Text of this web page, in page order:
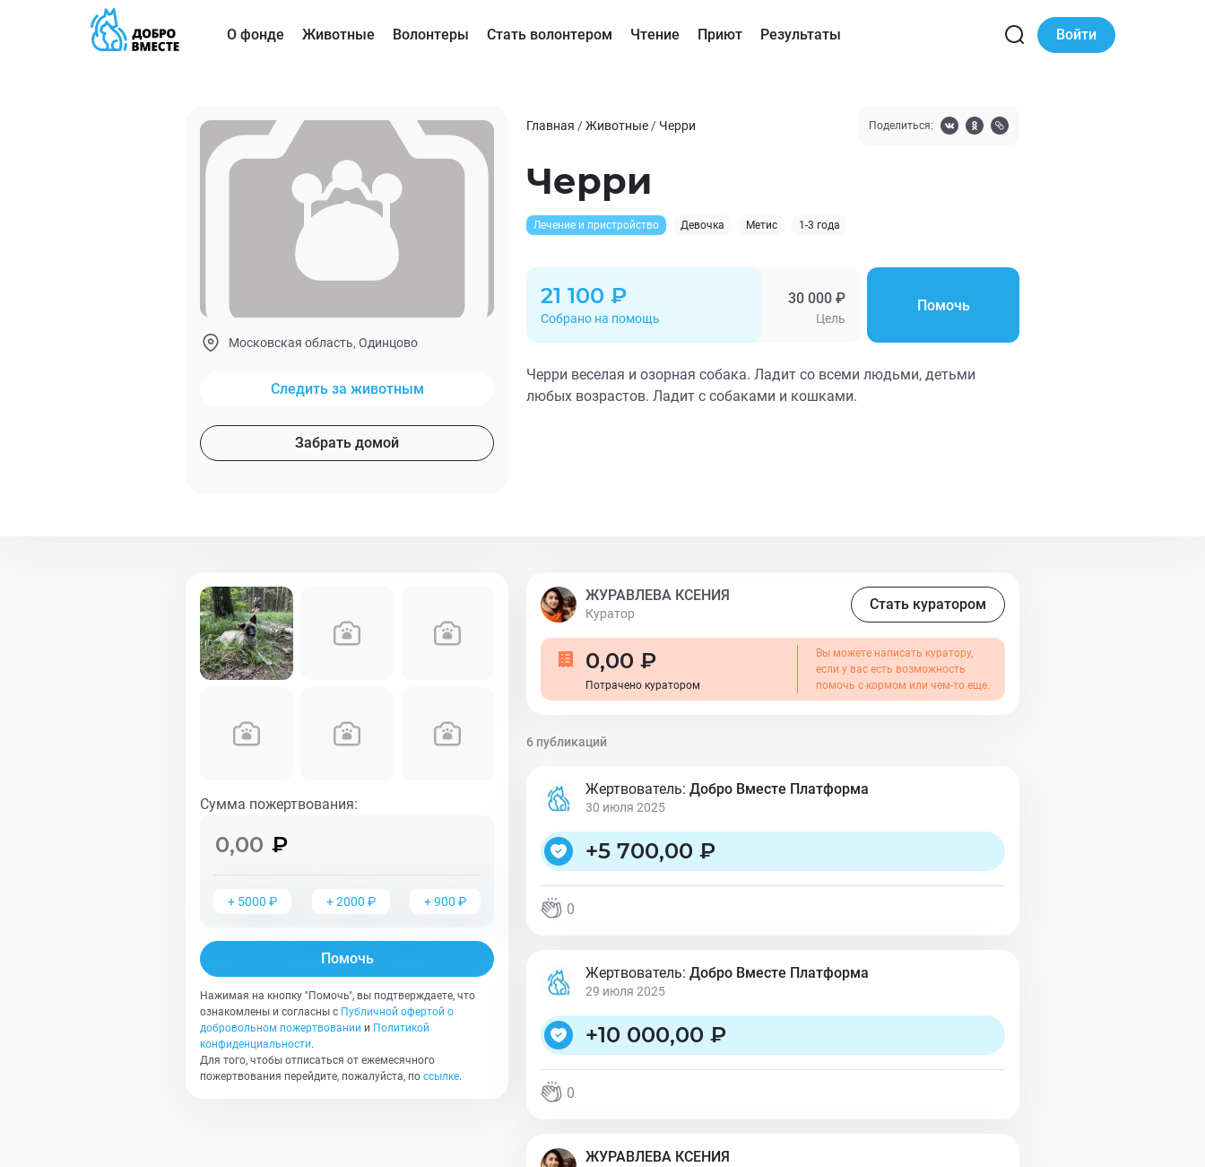
О фонде Животные Волонтеры Стать волонтером Чтение Приют Результаты Войти
Московская область, Одинцово
Следить за животным
Забрать домой
Главная /Животные / Черри Поделиться:
Черри
Лечение и пристройство Девочка Метис 1-3 года
21 100 ₽ 30 000 ₽
Собрано на помощь Цель
Помочь
Черри веселая и озорная собака. Ладит со всеми людьми, детьми
любых возрастов. Ладит с собаками и кошками.
Сумма пожертвования:
+ 5000 ₽ +2000 ₽ +900 ₽
Помочь
Нажимая на кнопку "Помочь", вы подтверждаете, что
ознакомлены и согласны с Публичной офертой о
добровольном пожертвовании и Политикой
конфиденциальности.
Для того, чтобы отписаться от ежемесячного
пожертвования перейдите, пожалуйста, по ссылке.
ЖУРАВЛЕВА КСЕНИЯ
Куратор
Стать куратором
0,00 ₽
Потрачено куратором
Вы можете написать куратору,
если у вас есть возможность
помочь с кормом или чем-то еще.
6 публикаций
Жертвователь: Добро Вместе Платформа
30 июля 2025
+5 700,00 ₽
0
Жертвователь: Добро Вместе Платформа
29 июля 2025
+10 000,00 ₽
0
ЖУРАВЛЕВА КСЕНИЯ